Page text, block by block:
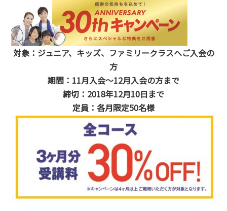
対象：ジュニア、キッズ、ファミリークラスへご入会の
方
期間：11月入会～12月入会の方まで
締切：2018年12月10日まで
定員：各月限定50名様